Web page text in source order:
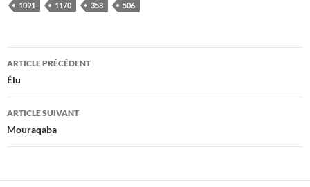
1091 1170 358 506
Navigation
des
articles
ARTICLE PRÉCÉDENT
Élu
ARTICLE SUIVANT
Mouraqaba